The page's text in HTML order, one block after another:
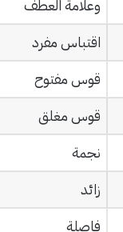
وعلامة العطف
اقتباس مفرد
قوس مفتوح
قوس مغلق
نجمة
زائد
فاصلة